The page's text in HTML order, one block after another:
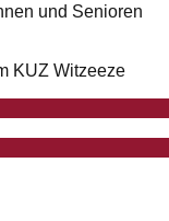
und Senioren
KUZ Witzeeze